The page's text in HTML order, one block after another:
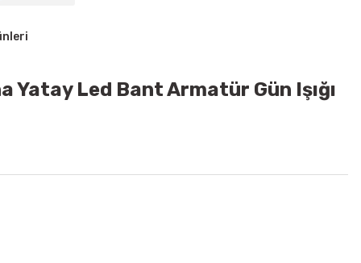
Yatay Led Bant Armatür Gün Işığı